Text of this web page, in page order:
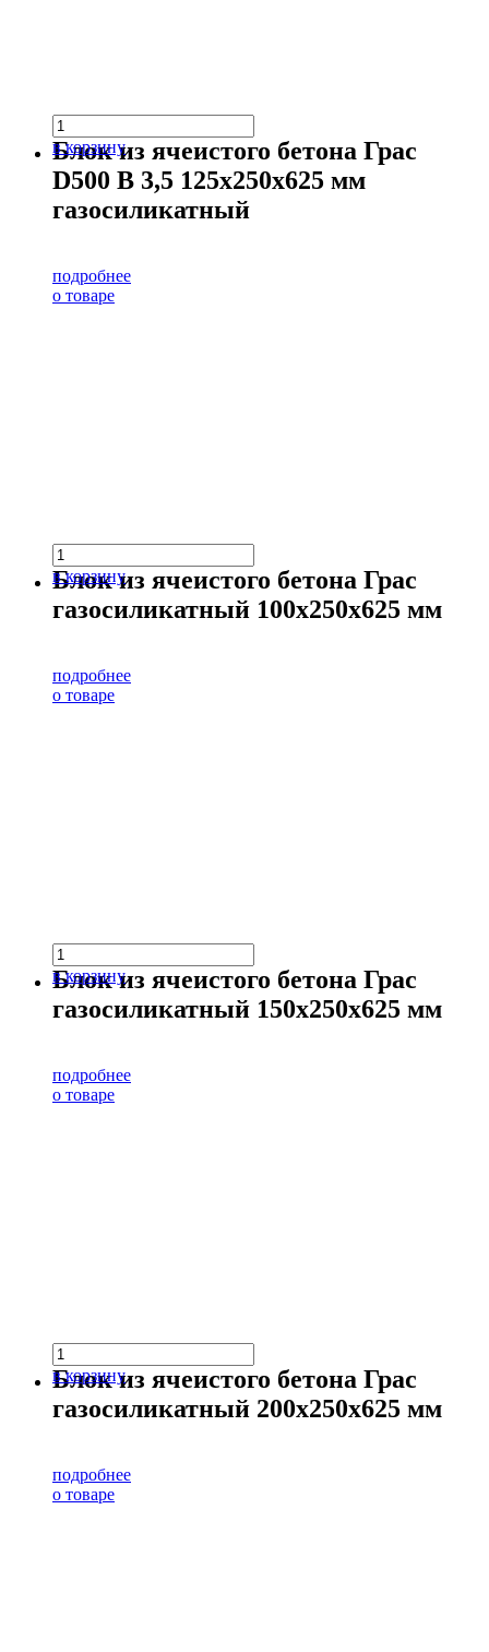
в корзину
Блок из ячеистого бетона Грас
D500 В 3,5 125х250х625 мм
газосиликатный
подробнее
о товаре
в корзину
Блок из ячеистого бетона Грас
газосиликатный 100х250х625 мм
подробнее
о товаре
в корзину
Блок из ячеистого бетона Грас
газосиликатный 150х250х625 мм
подробнее
о товаре
в корзину
Блок из ячеистого бетона Грас
газосиликатный 200х250х625 мм
подробнее
о товаре